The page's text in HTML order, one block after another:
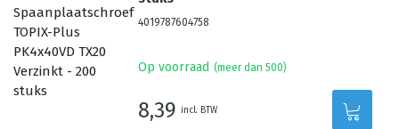
4019787604758
Op voorraad (meer dan 500)
8,39 incl. BTW